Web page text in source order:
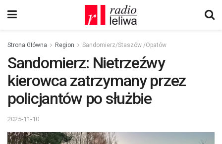
Strona Główna Region Sandomierz/Staszów /Opatów
Sandomierz: Nietrzeźwy
kierowca zatrzymany przez
policjantów po służbie
2025-11-10